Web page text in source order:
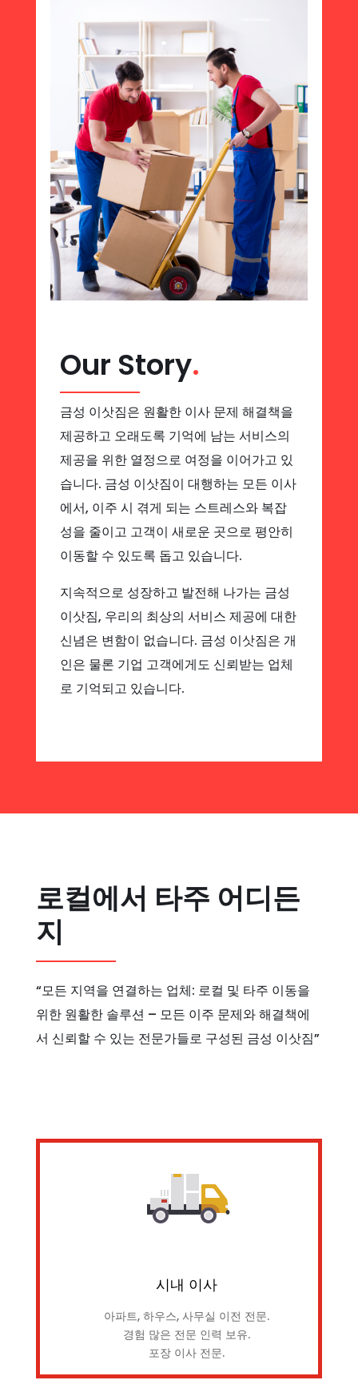
Our Story.
금성 이삿짐은 원활한 이사 문제 해결책을
제공하고 오래도록 기억에 남는 서비스의
제공을 위한 열정으로 여정을 이어가고 있
습니다. 금성 이삿짐이 대행하는 모든 이사
에서, 이주 시 겪게 되는 스트레스와 복잡
성을 줄이고 고객이 새로운 곳으로 평안히
이동할 수 있도록 돕고 있습니다.
지속적으로 성장하고 발전해 나가는 금성
이삿짐, 우리의 최상의 서비스 제공에 대한
신념은 변함이 없습니다. 금성 이삿짐은 개
인은 물론 기업 고객에게도 신뢰받는 업체
로 기억되고 있습니다.
로컬에서 타주 어디든
지
“모든 지역을 연결하는 업체: 로컬 및 타주 이동을
위한 원활한 솔루션 – 모든 이주 문제와 해결책에
서 신뢰할 수 있는 전문가들로 구성된 금성 이삿짐”
시내 이사
아파트, 하우스, 사무실 이전 전문.
경험 많은 전문 인력 보유.
포장 이사 전문.